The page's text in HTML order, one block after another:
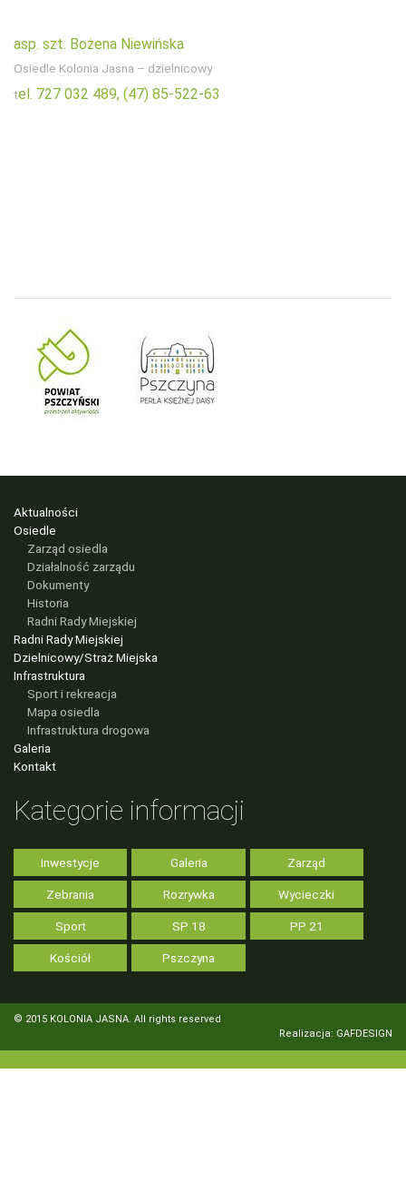
asp. szt. Bożena Niewińska
Osiedle Kolonia Jasna – dzielnicowy
tel. 727 032 489, (47) 85-522-63
Aktualności
Osiedle
Zarząd osiedla
Działalność zarządu
Dokumenty
Historia
Radni Rady Miejskiej
Radni Rady Miejskiej
Dzielnicowy/Straż Miejska
Infrastruktura
Sport i rekreacja
Mapa osiedla
Infrastruktura drogowa
Galeria
Kontakt
Kategorie informacji
Inwestycje Galeria Zarząd
Zebrania Rozrywka Wycieczki
Sport SP 18 PP 21
Kościół Pszczyna
© 2015 KOLONIA JASNA. All rights reserved
Realizacja: GAFDESIGN